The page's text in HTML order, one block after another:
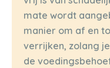
mate wordt
manier om af en
verrijken, zolang
de